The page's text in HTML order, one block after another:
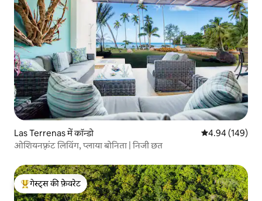
Las Terrenas में कॉन्डो औसत रेटिंग 5 में से
4.94 (149)
ओशियनफ़्रंट लिविंग, प्लाया बोनिता | निजी छत
गेस्ट्स का टॉप फ़ेवरेट
गेस्ट्स की फ़ेवरेट